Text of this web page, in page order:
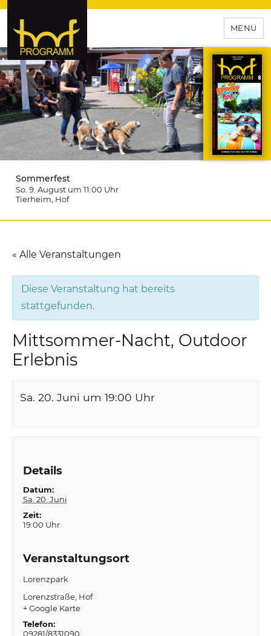
hof-programm – das
Veranstaltungsportal für
Hochfranken
MENÜ
Sommerfest
So. 9. August um 11:00 Uhr
Tierheim , Hof
« Alle Veranstaltungen
Diese Veranstaltung hat bereits
stattgefunden.
Mittsommer-Nacht, Outdoor
Erlebnis
Sa. 20. Juni um 19:00 Uhr
Details
Datum:
Sa. 20. Juni
Zeit:
19:00 Uhr
Veranstaltungsort
Lorenzpark
Lorenzstraße Hof
+ Google Karte
Telefon:
09281/8331090